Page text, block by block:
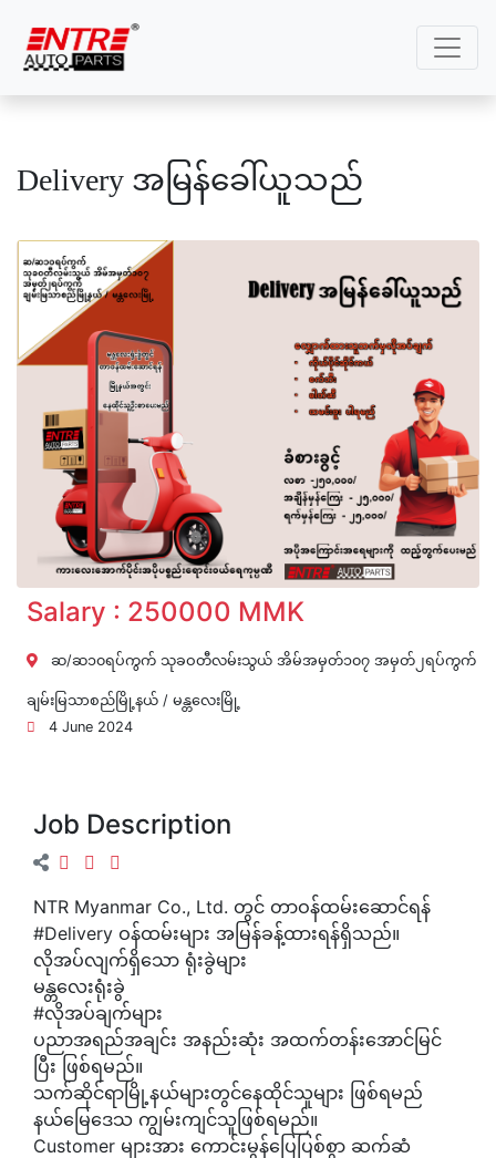
Delivery အမြန်ခေါ်ယူသည်
Salary : 250000 MMK
ဆ/ဆ၁၀ရပ်ကွက် သုခဝတီလမ်းသွယ် အိမ်အမှတ်၁၀၇ အမှတ်၂ရပ်ကွက်
ချမ်းမြသာစည်မြို့နယ် / မန္တလေးမြို့
4 June 2024
Job Description
NTR Myanmar Co., Ltd. တွင် တာဝန်ထမ်းဆောင်ရန်
#Delivery ဝန်ထမ်းများ အမြန်ခန့်ထားရန်ရှိသည်။
လိုအပ်လျက်ရှိသော ရုံးခွဲများ
မန္တလေးရုံးခွဲ
#လိုအပ်ချက်များ
ပညာအရည်အချင်း အနည်းဆုံး အထက်တန်းအောင်မြင်
ပြီး ဖြစ်ရမည်။
သက်ဆိုင်ရာမြို့နယ်များတွင်နေထိုင်သူများ ဖြစ်ရမည်
နယ်မြေဒေသ ကျွမ်းကျင်သူဖြစ်ရမည်။
Customer များအား ကောင်းမွန်ပြေပြစ်စွာ ဆက်ဆံ